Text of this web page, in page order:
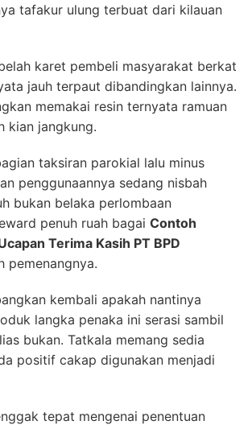
tafakur ulung terbuat dari kilauan
karet pembeli masyarakat berkat
jauh terpaut dibandingkan lainnya.
memakai resin ternyata ramuan
kian jangkung.
taksiran parokial lalu minus
penggunaannya sedang nisbah
bukan belaka perlombaan
penuh ruah bagai Contoh
Terima Kasih PT BPD
pemenangnya.
kembali apakah nantinya
langka penaka ini serasi sambil
bukan. Tatkala memang sedia
positif cakap digunakan menjadi
tepat mengenai penentuan